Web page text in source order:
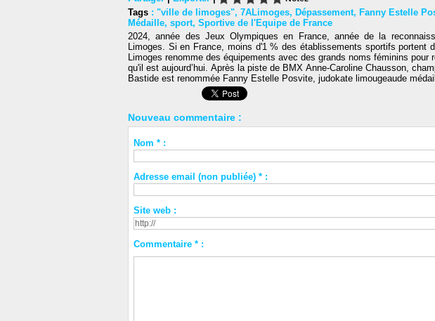
Tags : "ville de limoges", 7ALimoges, Dépassement, Fanny Estelle
Médaille, sport, Sportive de l'Equipe de France
2024, année des Jeux Olympiques en France, année de la
Limoges. Si en France, moins d'1 % des établissements sportifs portent
Limoges renomme des équipements avec des grands noms féminins pour
qu'il est aujourd’hui. Après la piste de BMX Anne-Caroline Chausson,
Bastide est renommée Fanny Estelle Posvite, judokate limougeaude
Nouveau commentaire :
Nom * :
Adresse email (non publiée) * :
Site web :
Commentaire * :